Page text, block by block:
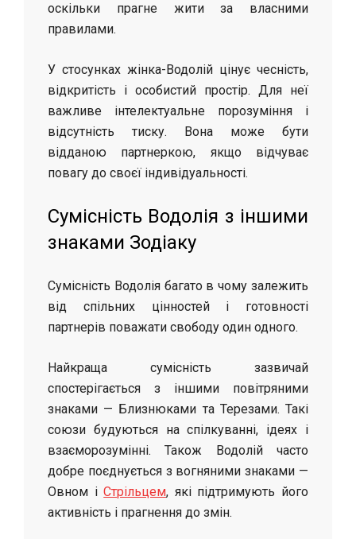
оскільки прагне жити за власними
правилами.
У стосунках жінка-Водолій цінує чесність,
відкритість і особистий простір. Для неї
важливе інтелектуальне порозуміння і
відсутність тиску. Вона може бути
відданою партнеркою, якщо відчуває
повагу до своєї індивідуальності.
Сумісність Водолія з іншими
знаками Зодіаку
Сумісність Водолія багато в чому залежить
від спільних цінностей і готовності
партнерів поважати свободу один одного.
Найкраща сумісність зазвичай
спостерігається з іншими повітряними
знаками — Близнюками та Терезами. Такі
союзи будуються на спілкуванні, ідеях і
взаєморозумінні. Також Водолій часто
добре поєднується з вогняними знаками —
Овном іСтрільцем, які підтримують його
активність і прагнення до змін.